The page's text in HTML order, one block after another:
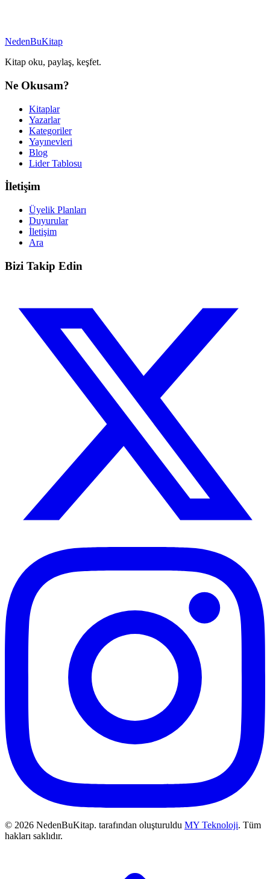
NedenBuKitap
Kitap oku, paylaş, keşfet.
Ne Okusam?
Kitaplar
Yazarlar
Kategoriler
Yayınevleri
Blog
Lider Tablosu
İletişim
Üyelik Planları
Duyurular
İletişim
Ara
Bizi Takip Edin
© 2026 NedenBuKitap. tarafından oluşturuldu MY Teknoloji. Tüm
hakları saklıdır.